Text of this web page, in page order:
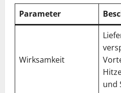
Parameter
Wirksamkeit
und